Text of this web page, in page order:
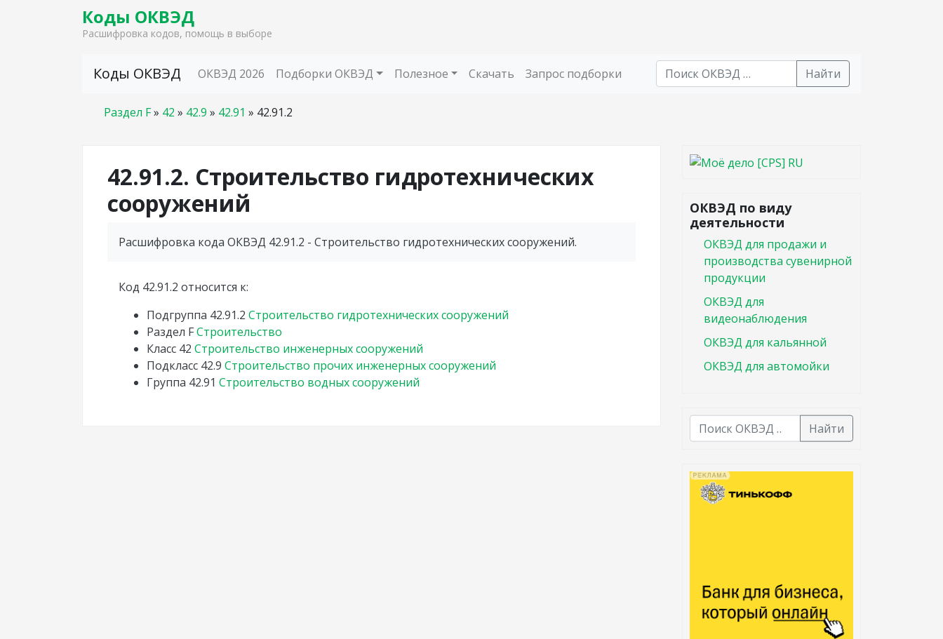
Коды ОКВЭД
Расшифровка кодов, помощь в выборе
Коды ОКВЭД ОКВЭД 2026 Подборки ОКВЭД Полезное Скачать Запрос подборки
Найти
Раздел F» 42 » 42.9 » 42.91 » 42.91.2
42.91.2. Строительство гидротехнических
сооружений
Расшифровка кода ОКВЭД 42.91.2 - Строительство гидротехнических сооружений.
Код 42.91.2 относится к:
Подгруппа 42.91.2 Строительство гидротехнических сооружений
Раздел FСтроительство
Класс 42 Строительство инженерных сооружений
Подкласс 42.9 Строительство прочих инженерных сооружений
Группа 42.91 Строительство водных сооружений
ОКВЭД по виду
деятельности
ОКВЭД для продажи и
производства сувенирной
продукции
ОКВЭД для
видеонаблюдения
ОКВЭД для кальянной
ОКВЭД для автомойки
Найти
В списке найденных результатов